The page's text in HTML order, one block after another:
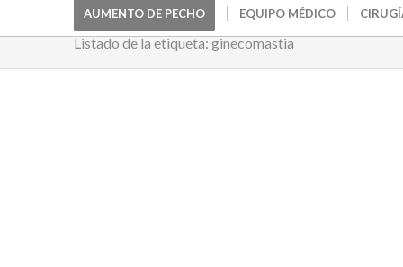
AUMENTO DE PECHO EQUIPO MÉDICO
Listado de la etiqueta: ginecomastia